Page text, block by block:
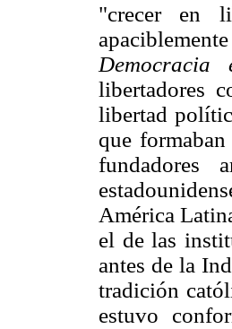
"crecer en
Democracia
libertadores
libertad
que
fundadores
América
el de las
antes de la
tradición
estuvo